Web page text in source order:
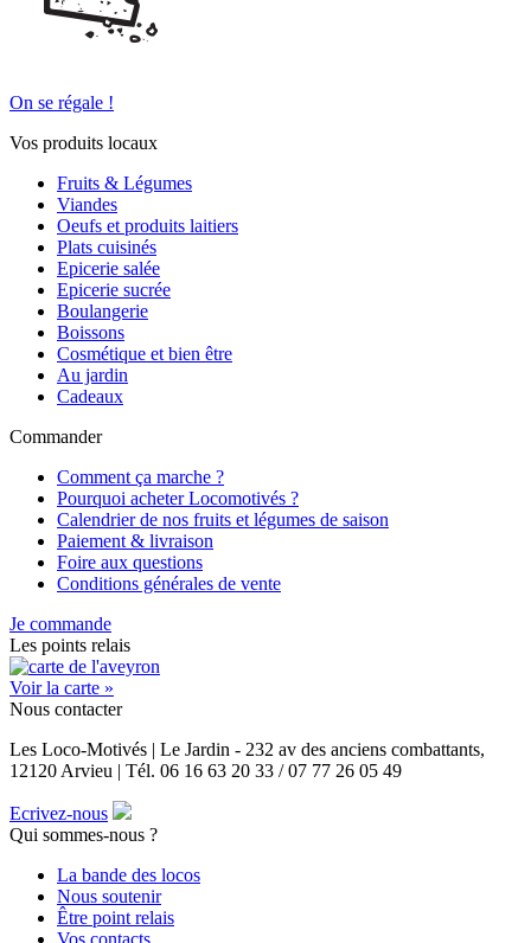
On se régale !
Vos produits locaux
Fruits & Légumes
Viandes
Oeufs et produits laitiers
Plats cuisinés
Epicerie salée
Epicerie sucrée
Boulangerie
Boissons
Cosmétique et bien être
Au jardin
Cadeaux
Commander
Comment ça marche ?
Pourquoi acheter Locomotivés ?
Calendrier de nos fruits et légumes de saison
Paiement & livraison
Foire aux questions
Conditions générales de vente
Je commande
Les points relais
Voir la carte »
Nous contacter
Les Loco-Motivés | Le Jardin - 232 av des anciens combattants,
12120 Arvieu | Tél. 06 16 63 20 33 / 07 77 26 05 49
Ecrivez-nous
Qui sommes-nous ?
La bande des locos
Nous soutenir
Être point relais
Vos contacts